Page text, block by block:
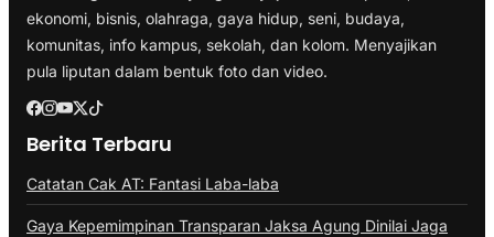
ekonomi, bisnis, olahraga, gaya hidup, seni, budaya,
komunitas, info kampus, sekolah, dan kolom. Menyajikan
pula liputan dalam bentuk foto dan video.
Berita Terbaru
Catatan Cak AT: Fantasi Laba-laba
Gaya Kepemimpinan Transparan Jaksa Agung Dinilai Jaga